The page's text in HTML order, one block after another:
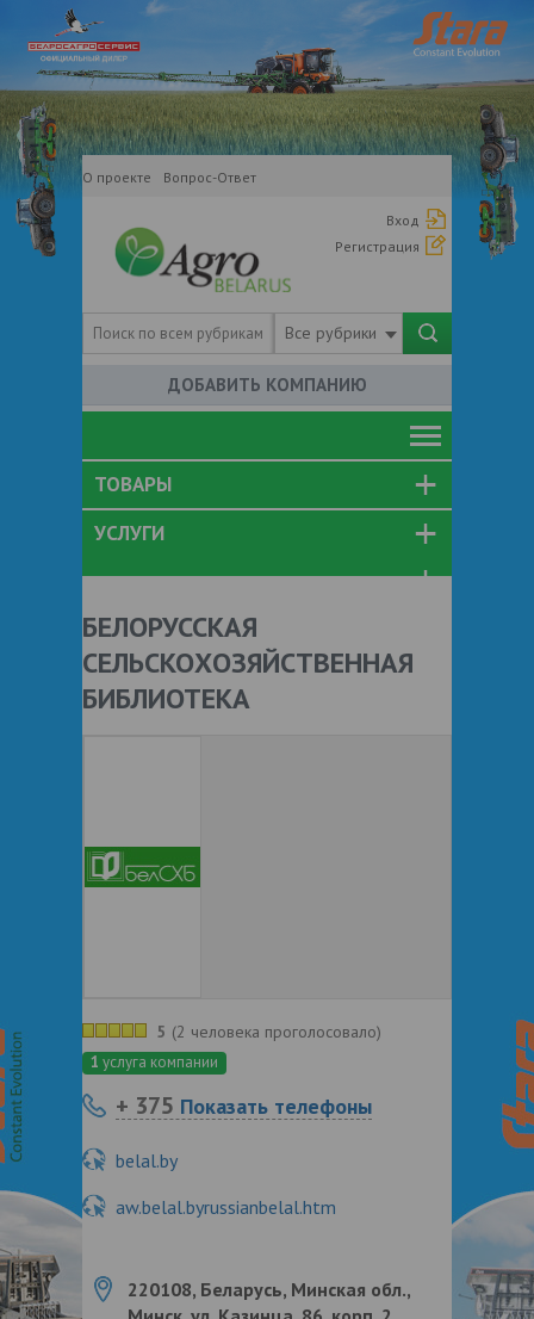
О проекте Вопрос-Ответ
Вход
Регистрация
Все рубрики
ДОБАВИТЬ КОМПАНИЮ
ТОВАРЫ
УСЛУГИ
БЕЛОРУССКАЯ
СЕЛЬСКОХОЗЯЙСТВЕННАЯ
БИБЛИОТЕКА
5 (2 человека проголосовало)
1 услуга компании
+ 375 Показать телефоны
belal.by
aw.belal.byrussianbelal.htm
220108, Беларусь, Минская обл.,